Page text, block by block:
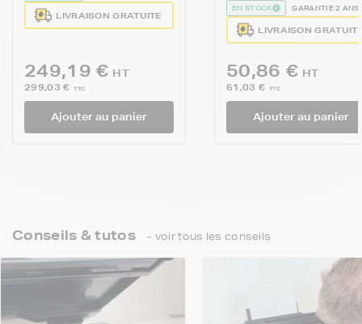
LIVRAISON GRATUITE
249,19 € HT
299,03 € TTC
Ajouter au panier
EN STOCK GARANTIE 2 ANS
LIVRAISON
50,86 € HT
61,03 € TTC
Ajouter au panier
Conseils & tutos - voir tous les conseils